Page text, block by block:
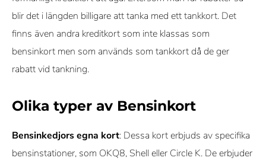
blir det i längden billigare att tanka med ett tankkort. Det
finns även andra kreditkort som inte klassas som
bensinkort men som används som tankkort då de ger
rabatt vid tankning.
Olika typer av Bensinkort
Bensinkedjors egna kort: Dessa kort erbjuds av specifika
bensinstationer, som OKQ8, Shell eller Circle K. De erbjuder